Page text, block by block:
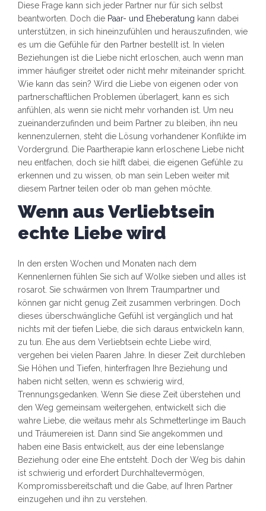
Diese Frage kann sich jeder Partner nur für sich selbst
beantworten. Doch die Paar- und Eheberatung kann dabei
unterstützen, in sich hineinzufühlen und herauszufinden, wie
es um die Gefühle für den Partner bestellt ist. In vielen
Beziehungen ist die Liebe nicht erloschen, auch wenn man
immer häufiger streitet oder nicht mehr miteinander spricht.
Wie kann das sein? Wird die Liebe von eigenen oder von
partnerschaftlichen Problemen überlagert, kann es sich
anfühlen, als wenn sie nicht mehr vorhanden ist. Um neu
zueinanderzufinden und beim Partner zu bleiben, ihn neu
kennenzulernen, steht die Lösung vorhandener Konflikte im
Vordergrund. Die Paartherapie kann erloschene Liebe nicht
neu entfachen, doch sie hilft dabei, die eigenen Gefühle zu
erkennen und zu wissen, ob man sein Leben weiter mit
diesem Partner teilen oder ob man gehen möchte.
Wenn aus Verliebtsein
echte Liebe wird
In den ersten Wochen und Monaten nach dem
Kennenlernen fühlen Sie sich auf Wolke sieben und alles ist
rosarot. Sie schwärmen von Ihrem Traumpartner und
können gar nicht genug Zeit zusammen verbringen. Doch
dieses überschwängliche Gefühl ist vergänglich und hat
nichts mit der tiefen Liebe, die sich daraus entwickeln kann,
zu tun. Ehe aus dem Verliebtsein echte Liebe wird,
vergehen bei vielen Paaren Jahre. In dieser Zeit durchleben
Sie Höhen und Tiefen, hinterfragen Ihre Beziehung und
haben nicht selten, wenn es schwierig wird,
Trennungsgedanken. Wenn Sie diese Zeit überstehen und
den Weg gemeinsam weitergehen, entwickelt sich die
wahre Liebe, die weitaus mehr als Schmetterlinge im Bauch
und Träumereien ist. Dann sind Sie angekommen und
haben eine Basis entwickelt, aus der eine lebenslange
Beziehung oder eine Ehe entsteht. Doch der Weg bis dahin
ist schwierig und erfordert Durchhaltevermögen,
Kompromissbereitschaft und die Gabe, auf Ihren Partner
einzugehen und ihn zu verstehen.